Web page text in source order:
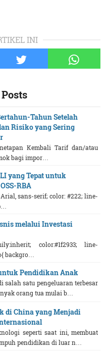
INI
Tahun Setelah
Risiko yang Sering
Kembali Tarif dan/atau
bagi impor…
yang Tepat untuk
RBA
sans-serif; color: #222; line-
melalui Investasi
color:#1f2933; line-
backgro…
Pendidikan Anak
salah satu pengeluaran terbesar
orang tua mulai b…
di China yang Menjadi
seperti saat ini, membuat
pendidikan di luar n…